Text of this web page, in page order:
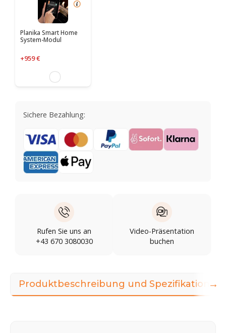
Planika Smart Home
System-Modul
+959 €
Sichere Bezahlung:
Rufen Sie uns an
+43 670 3080030
Video-Präsentation
buchen
Produktbeschreibung und Spezifikationen
→